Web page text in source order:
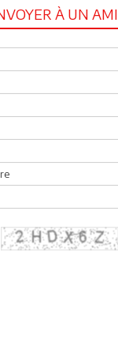
À UN AMI